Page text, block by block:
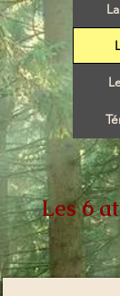
Les 6